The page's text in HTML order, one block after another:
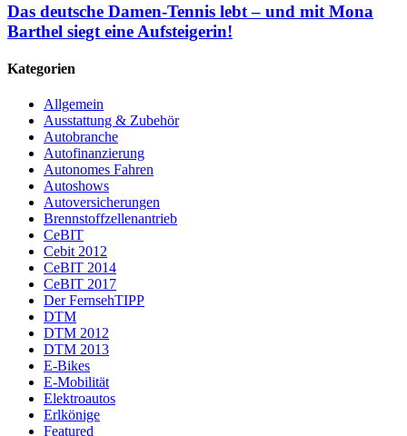
Das deutsche Damen-Tennis lebt – und mit Mona
Barthel siegt eine Aufsteigerin!
Kategorien
Allgemein
Ausstattung & Zubehör
Autobranche
Autofinanzierung
Autonomes Fahren
Autoshows
Autoversicherungen
Brennstoffzellenantrieb
CeBIT
Cebit 2012
CeBIT 2014
CeBIT 2017
Der FernsehTIPP
DTM
DTM 2012
DTM 2013
E-Bikes
E-Mobilität
Elektroautos
Erlkönige
Featured